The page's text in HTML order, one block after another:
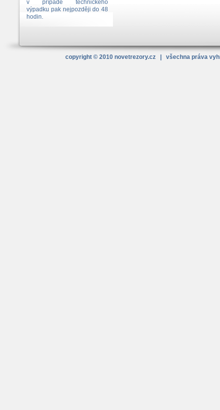
v případě technického
výpadku pak nejpozději do 48
hodin.
copyright © 2010 novetrezory.cz | všechna práva